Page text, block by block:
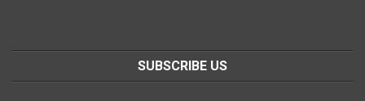
SUBSCRIBE US